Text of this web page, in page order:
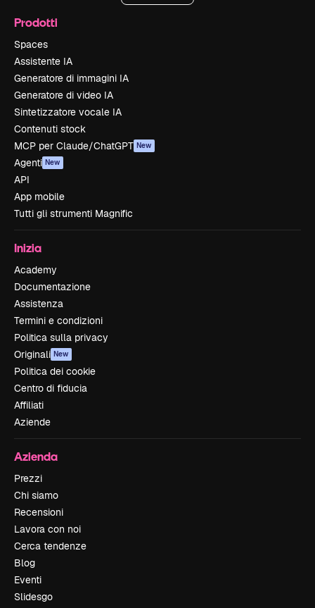
Prodotti
Spaces
Assistente IA
Generatore di immagini IA
Generatore di video IA
Sintetizzatore vocale IA
Contenuti stock
MCP per Claude/ChatGPT New
Agenti New
API
App mobile
Tutti gli strumenti Magnific
Inizia
Academy
Documentazione
Assistenza
Termini e condizioni
Politica sulla privacy
Originali New
Politica dei cookie
Centro di fiducia
Affiliati
Aziende
Azienda
Prezzi
Chi siamo
Recensioni
Lavora con noi
Cerca tendenze
Blog
Eventi
Slidesgo